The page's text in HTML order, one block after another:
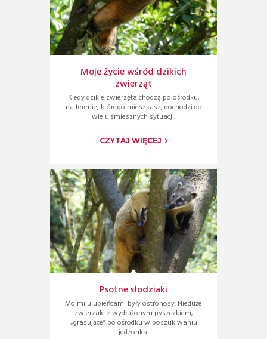
Moje życie wśród dzikich
zwierząt
Kiedy dzikie zwierzęta chodzą po ośrodku,
na terenie, którego mieszkasz, dochodzi do
wielu śmiesznych sytuacji.
CZYTAJ WIĘCEJ
Psotne słodziaki
Moimi ulubieńcami były ostronosy. Nieduże
zwierzaki z wydłużonym pyszczkiem,
„grasujące” po ośrodku w poszukiwaniu
jedzonka.